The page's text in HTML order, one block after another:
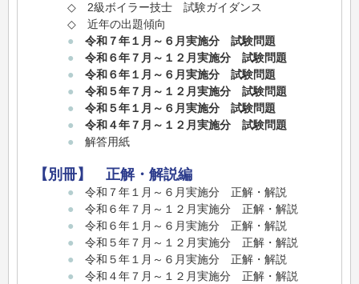
◇ 2級ボイラー技士 試験ガイダンス
◇ 近年の出題傾向
● 令和７年１月～６月実施分 試験問題
● 令和６年７月～１２月実施分 試験問題
● 令和６年１月～６月実施分 試験問題
● 令和５年７月～１２月実施分 試験問題
● 令和５年１月～６月実施分 試験問題
● 令和４年７月～１２月実施分 試験問題
● 解答用紙
【別冊】 正解・解説編
● 令和７年１月～６月実施分 正解・解説
● 令和６年７月～１２月実施分 正解・解説
● 令和６年１月～６月実施分 正解・解説
● 令和５年７月～１２月実施分 正解・解説
● 令和５年１月～６月実施分 正解・解説
● 令和４年７月～１２月実施分 正解・解説